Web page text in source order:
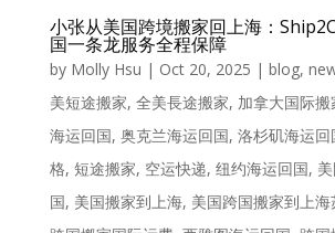
小张从美国跨境搬家回上海：
国一条龙服务全程保障
by Molly Hsu | Oct 20, 2025 | blog,
美短途搬家, 全美長途搬家, 加拿大国际搬
海运回国, 奥克兰海运回国, 洛杉矶海运回
格, 短途搬家, 空运快递, 纽约海运回国,
国, 美国搬家到上海, 美国跨国搬家到上海